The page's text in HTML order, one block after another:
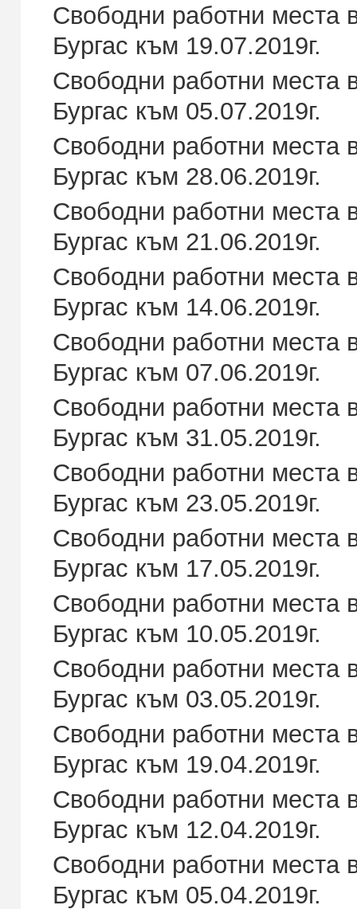
Свободни работни места
Бургас към 19.07.2019г.
Свободни работни места
Бургас към 05.07.2019г.
Свободни работни места
Бургас към 28.06.2019г.
Свободни работни места
Бургас към 21.06.2019г.
Свободни работни места
Бургас към 14.06.2019г.
Свободни работни места
Бургас към 07.06.2019г.
Свободни работни места
Бургас към 31.05.2019г.
Свободни работни места
Бургас към 23.05.2019г.
Свободни работни места
Бургас към 17.05.2019г.
Свободни работни места
Бургас към 10.05.2019г.
Свободни работни места
Бургас към 03.05.2019г.
Свободни работни места
Бургас към 19.04.2019г.
Свободни работни места
Бургас към 12.04.2019г.
Свободни работни места
Бургас към 05.04.2019г.